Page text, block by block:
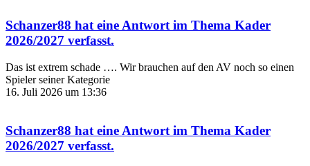
Schanzer88 hat eine Antwort im Thema Kader
2026/2027 verfasst.
Das ist extrem schade …. Wir brauchen auf den AV noch so einen
Spieler seiner Kategorie
16. Juli 2026 um 13:36
Schanzer88 hat eine Antwort im Thema Kader
2026/2027 verfasst.